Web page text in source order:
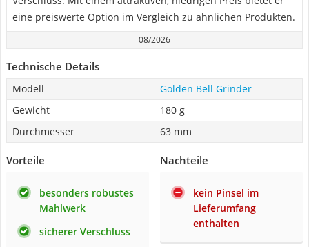
eine preiswerte Option im Vergleich zu ähnlichen Produkten.
08/2026
Technische Details
Modell
Golden Bell Grinder
Gewicht
180 g
Durchmesser
63 mm
Vorteile
besonders robustes
Mahlwerk
sicherer Verschluss
Nachteile
kein Pinsel im
Lieferumfang
enthalten